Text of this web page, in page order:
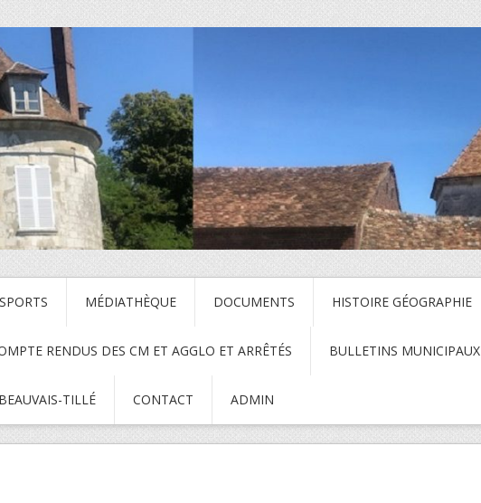
MÉDIATHÈQUE DOCUMENTS HISTOIRE GÉOGRAPHIE
RENDUS DES CM ET AGGLO ET ARRÊTÉS BULLETINS MUNICIPAUX
TILLÉ CONTACT ADMIN